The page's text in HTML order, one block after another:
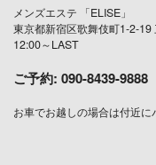
メンズエステ 「ELISE」
東京都新宿区歌舞伎町1-2-19
12:00～LAST
ご予約: 090-8439-9888
お車でお越しの場合は付近に